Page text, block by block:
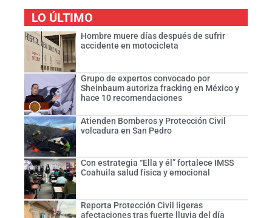
LO ÚLTIMO
Hombre muere días después de sufrir
accidente en motocicleta
Grupo de expertos convocado por
Sheinbaum autoriza fracking en México y
hace 10 recomendaciones
Atienden Bomberos y Protección Civil
volcadura en San Pedro
Con estrategia “Ella y él” fortalece IMSS
Coahuila salud física y emocional
Reporta Protección Civil ligeras
afectaciones tras fuerte lluvia del día